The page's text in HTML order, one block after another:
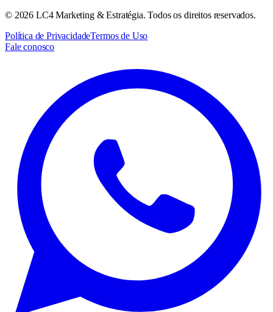
© 2026 LC4 Marketing & Estratégia. Todos os direitos reservados.
Política de PrivacidadeTermos de Uso
Fale conosco